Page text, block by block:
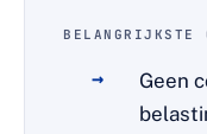
BELANGRIJKSTE
Geen